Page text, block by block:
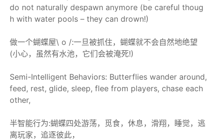
do not naturally despawn anymore (be careful thoug
h with water pools – they can drown!)
做一个蝴蝶屋\ o /:一旦被抓住，蝴蝶就不会自然地绝望
(小心，虽然有水池，它们会被淹死!)
Semi-Intelligent Behaviors: Butterflies wander around,
feed, rest, glide, sleep, flee from players, chase each
other,
半智能行为:蝴蝶四处游荡，觅食，休息，滑翔，睡觉，逃
离玩家，追逐彼此，